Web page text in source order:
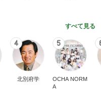
すべて見る
4
北別府学
5
OCHA NORM
A